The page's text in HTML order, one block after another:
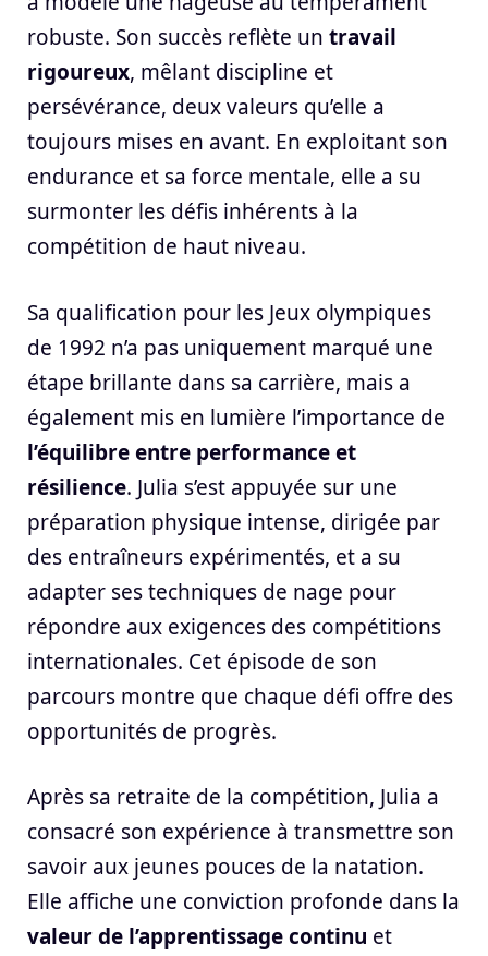
robuste. Son succès reflète un travail
rigoureux, mêlant discipline et
persévérance, deux valeurs qu’elle a
toujours mises en avant. En exploitant son
endurance et sa force mentale, elle a su
surmonter les défis inhérents à la
compétition de haut niveau.
Sa qualification pour les Jeux olympiques
de 1992 n’a pas uniquement marqué une
étape brillante dans sa carrière, mais a
également mis en lumière l’importance de
l’équilibre entre performance et
résilience. Julia s’est appuyée sur une
préparation physique intense, dirigée par
des entraîneurs expérimentés, et a su
adapter ses techniques de nage pour
répondre aux exigences des compétitions
internationales. Cet épisode de son
parcours montre que chaque défi offre des
opportunités de progrès.
Après sa retraite de la compétition, Julia a
consacré son expérience à transmettre son
savoir aux jeunes pouces de la natation.
Elle affiche une conviction profonde dans la
valeur de l’apprentissage continu et